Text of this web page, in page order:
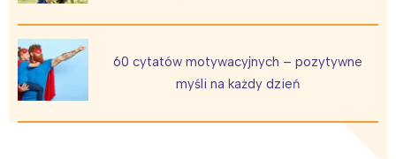
60 cytatów motywacyjnych – pozytywne
myśli na każdy dzień